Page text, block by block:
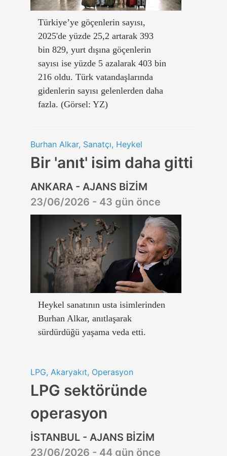
Türkiye’ye göçenlerin sayısı,
2025'de yüzde 25,2 artarak 393
bin 829, yurt dışına göçenlerin
sayısı ise yüzde 5 azalarak 403 bin
216 oldu. Türk vatandaşlarında
gidenlerin sayısı gelenlerden daha
fazla. (Görsel: YZ)
Burhan Alkar, Sanatçı, Heykel
Bir 'anıt' isim daha gitti
ANKARA - AJANS BİZİM
23/06/2026 - 43 gün önce
Heykel sanatının usta isimlerinden
Burhan Alkar, anıtlaşarak
sürdürdüğü yaşama veda etti.
LPG, Akaryakıt, Operasyon
LPG sektöründe
operasyon
İSTANBUL - AJANS BİZİM
23/06/2026 - 44 gün önce